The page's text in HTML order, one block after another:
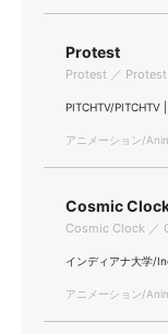
Protest
Protest ／ Protest
PITCHTV/PITCHTV
アニメーション/
Cosmic
Cosmic Clock ／
インディアナ大学/
アニメーション/